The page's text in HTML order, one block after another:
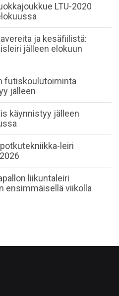
LTU-2020
ja kesäfiilistä:
jälleen elokuun
futiskoulutoiminta
jälleen
käynnistyy jälleen
leiri
liikuntaleiri
ensimmäisellä viikolla